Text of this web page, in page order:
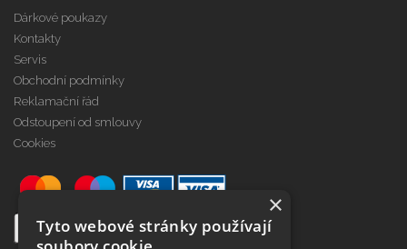
Dárkové poukazy
Kontakty
Servis
Obchodní podmínky
Reklamační řád
Odstoupení od smlouvy
Cookies
×
Tyto webové stránky používají